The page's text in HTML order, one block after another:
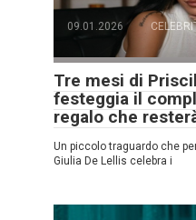
09.01.2026
Tre mesi di
festeggia il
regalo che
Un piccolo traguardo che
Giulia De Lellis celebra i